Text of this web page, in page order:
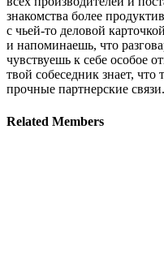
знакомства более
с чьей-то деловой
и напоминаешь, что
чувствуешь к себе особое
твой собеседник знает,
прочные партнерские связи.
Related Members